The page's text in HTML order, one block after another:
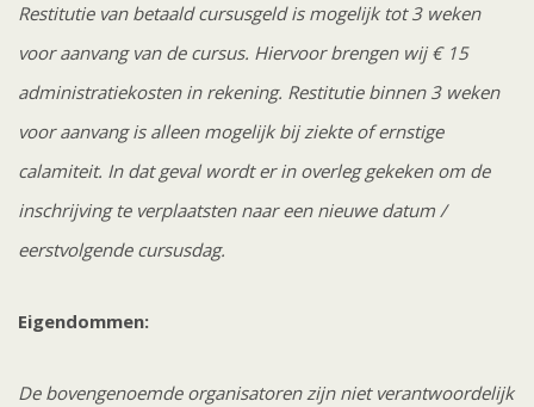
Restitutie van betaald cursusgeld is mogelijk tot 3 weken
voor aanvang van de cursus. Hiervoor brengen wij € 15
administratiekosten in rekening. Restitutie binnen 3 weken
voor aanvang is alleen mogelijk bij ziekte of ernstige
calamiteit. In dat geval wordt er in overleg gekeken om de
inschrijving te verplaatsten naar een nieuwe datum /
eerstvolgende cursusdag.
Eigendommen:
De bovengenoemde organisatoren zijn niet verantwoordelijk